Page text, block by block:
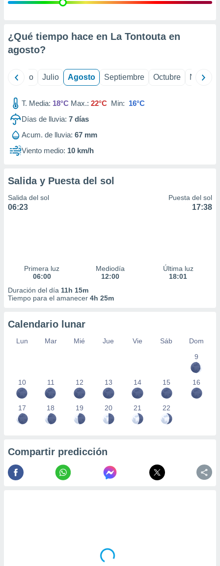
e
mediante
publicidad
de
1199
¿Qué tiempo hace en La Tontouta en
agosto?
Junio Julio Agosto Septiembre Octubre
T. Media: 18°C Max.: 22°C Min: 16°C
Días de lluvia: 7 días
Acum. de lluvia: 67 mm
Viento medio: 10 km/h
Salida y Puesta del sol
Salida del sol
06:23
Puesta del sol
17:38
Primera luz
06:00
Mediodía
12:00
Última luz
18:01
Duración del día 11h 15m
Tiempo para el amanecer 4h 25m
Calendario lunar
Lun Mar Mié Jue Vie Sáb
Dom
9
10 11 12 13 14 15 16
17 18 19 20 21 22
Compartir predicción